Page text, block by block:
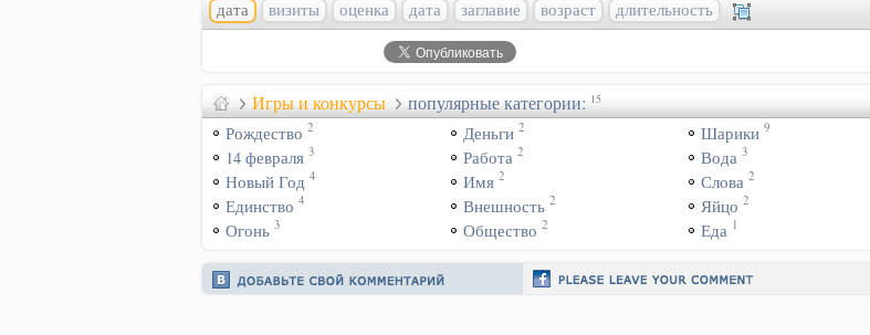
дата визиты оценка дата заглавие возраст длительность
Игры и конкурсы популярные категории: 15
Рождество 2
14 февраля 3
Новый Год 4
Единство 4
Огонь 3
Деньги 2
Работа 2
Имя 2
Внешность 2
Общество 2
Шарики 9
Вода 3
Слова 2
Яйцо 2
Еда 1